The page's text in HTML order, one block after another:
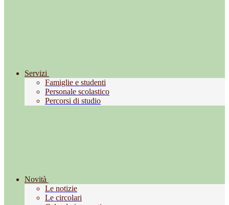
Servizi
Famiglie e studenti
Personale scolastico
Percorsi di studio
Novità
Le notizie
Le circolari